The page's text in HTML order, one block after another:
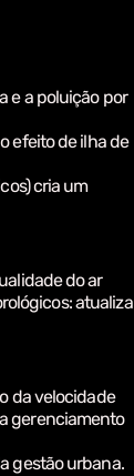
e a poluição por
efeito de ilha de
cria um
do ar
atualiza
da velocidade
gerenciamento
gestão urbana.